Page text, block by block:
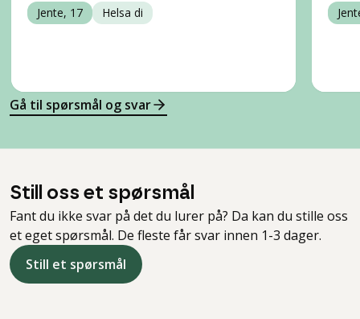
Jente, 17 Helsa di
Gå til spørsmål og svar
Still oss et spørsmål
Fant du ikke svar på det du lurer på? Da kan du stille oss
et eget spørsmål. De fleste får svar innen 1-3 dager.
Still et spørsmål